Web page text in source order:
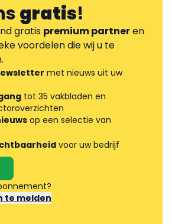
gratis!
gratis premium partneren
voordelen die wij u te
met nieuws uit uw
tot 35 vakbladen en
op een selectie van
voor uw bedrijf
te melden